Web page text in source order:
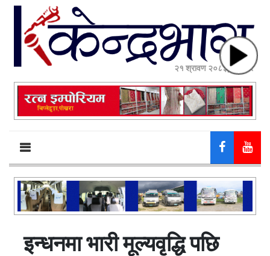
२१ श्रावण २०८३, बिहीबार
इन्धनमा भारी मूल्यवृद्धि पछि